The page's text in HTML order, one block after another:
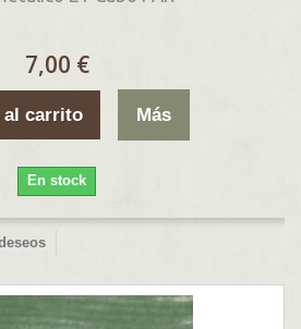
7,00 €
al carrito Más
En stock